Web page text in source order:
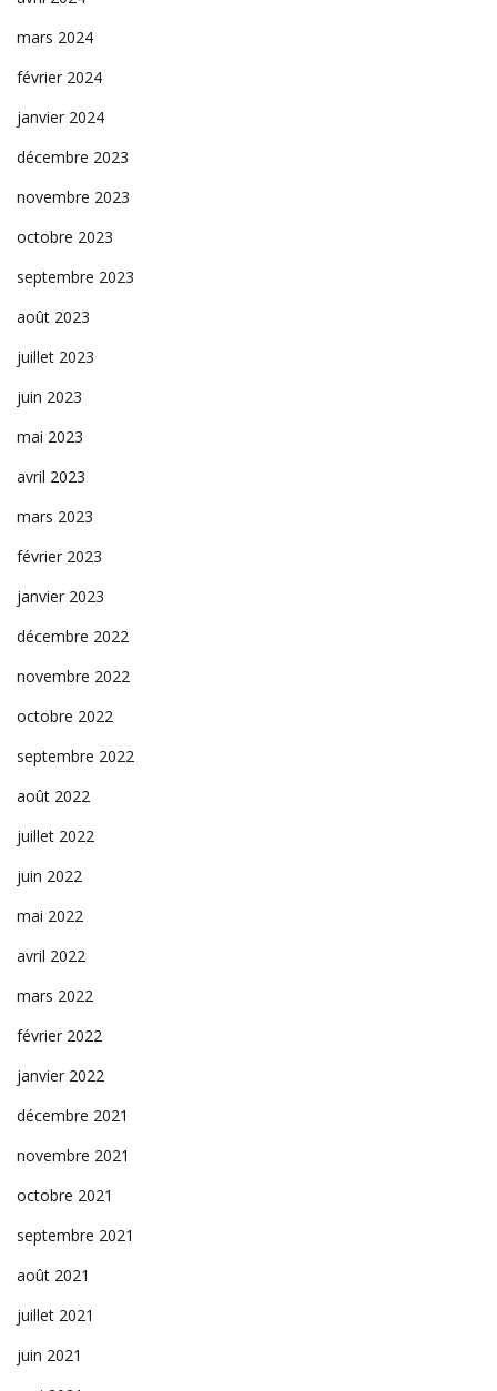
mars 2024
février 2024
janvier 2024
décembre 2023
novembre 2023
octobre 2023
septembre 2023
août 2023
juillet 2023
juin 2023
mai 2023
avril 2023
mars 2023
février 2023
janvier 2023
décembre 2022
novembre 2022
octobre 2022
septembre 2022
août 2022
juillet 2022
juin 2022
mai 2022
avril 2022
mars 2022
février 2022
janvier 2022
décembre 2021
novembre 2021
octobre 2021
septembre 2021
août 2021
juillet 2021
juin 2021